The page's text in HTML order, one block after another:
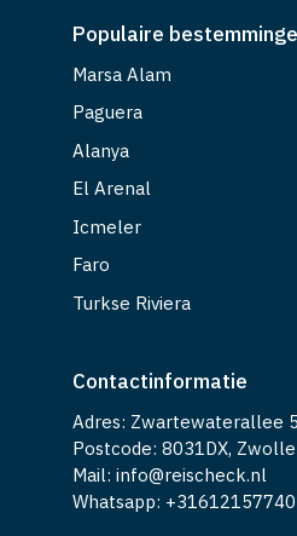
Marsa Alam
Alanya
El Arenal
Postcode: 8031DX, Zwolle
Mail: info@reischeck.nl
Whatsapp: +31612157740